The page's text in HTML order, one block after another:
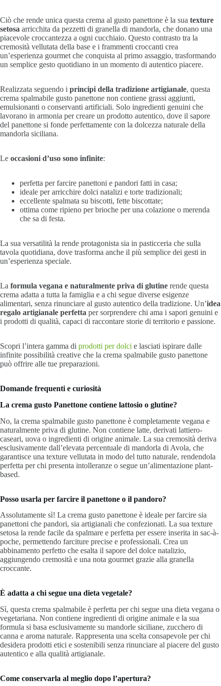
Ciò che rende unica questa crema al gusto panettone è la sua texture
setosa arricchita da pezzetti di granella di mandorla, che donano una
piacevole croccantezza a ogni cucchiaio. Questo contrasto tra la
cremosità vellutata della base e i frammenti croccanti crea
un’esperienza gourmet che conquista al primo assaggio, trasformando
un semplice gesto quotidiano in un momento di autentico piacere.
Realizzata seguendo i principi della tradizione artigianale, questa
crema spalmabile gusto panettone non contiene grassi aggiunti,
emulsionanti o conservanti artificiali. Solo ingredienti genuini che
lavorano in armonia per creare un prodotto autentico, dove il sapore
del panettone si fonde perfettamente con la dolcezza naturale della
mandorla siciliana.
Le occasioni d’uso sono infinite:
perfetta per farcire panettoni e pandori fatti in casa;
ideale per arricchire dolci natalizi e torte tradizionali;
eccellente spalmata su biscotti, fette biscottate;
ottima come ripieno per brioche per una colazione o merenda
che sa di festa.
La sua versatilità la rende protagonista sia in pasticceria che sulla
tavola quotidiana, dove trasforma anche il più semplice dei gesti in
un’esperienza speciale.
La formula vegana e naturalmente priva di glutine rende questa
crema adatta a tutta la famiglia e a chi segue diverse esigenze
alimentari, senza rinunciare al gusto autentico della tradizione. Un’idea
regalo artigianale perfetta per sorprendere chi ama i sapori genuini e
i prodotti di qualità, capaci di raccontare storie di territorio e passione.
Scopri l’intera gamma di prodotti per dolci e lasciati ispirare dalle
infinite possibilità creative che la crema spalmabile gusto panettone
può offrire alle tue preparazioni.
Domande frequenti e curiosità
La crema gusto Panettone contiene lattosio o glutine?
No, la crema spalmabile gusto panettone è completamente vegana e
naturalmente priva di glutine. Non contiene latte, derivati lattiero-
caseari, uova o ingredienti di origine animale. La sua cremosità deriva
esclusivamente dall’elevata percentuale di mandorla di Avola, che
garantisce una texture vellutata in modo del tutto naturale, rendendola
perfetta per chi presenta intolleranze o segue un’alimentazione plant-
based.
Posso usarla per farcire il panettone o il pandoro?
Assolutamente sì! La crema gusto panettone è ideale per farcire sia
panettoni che pandori, sia artigianali che confezionati. La sua texture
setosa la rende facile da spalmare e perfetta per essere inserita in sac-à-
poche, permettendo farciture precise e professionali. Crea un
abbinamento perfetto che esalta il sapore del dolce natalizio,
aggiungendo cremosità e una nota gourmet grazie alla granella
croccante.
È adatta a chi segue una dieta vegetale?
Sì, questa crema spalmabile è perfetta per chi segue una dieta vegana o
vegetariana. Non contiene ingredienti di origine animale e la sua
formula si basa esclusivamente su mandorle siciliane, zucchero di
canna e aroma naturale. Rappresenta una scelta consapevole per chi
desidera prodotti etici e sostenibili senza rinunciare al piacere del gusto
autentico e alla qualità artigianale.
Come conservarla al meglio dopo l’apertura?